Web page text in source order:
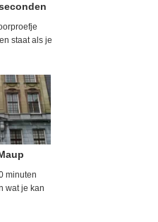
staat als je
minuten
wat je kan